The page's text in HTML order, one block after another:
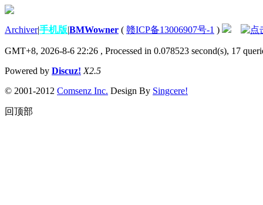
Archiver|手机版|BMWowner ( 赣ICP备13006907号-1 )
GMT+8, 2026-8-6 22:26 , Processed in 0.078523 second(s), 17
Powered by Discuz! X2.5
© 2001-2012 Comsenz Inc. Design By Singcere!
回顶部